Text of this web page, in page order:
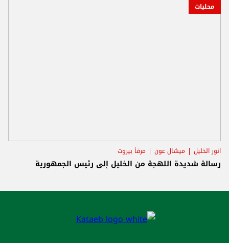
محليات
انور الخليل ميشال عون مرفأ بيروت
رسالة شديدة اللهجة من الخليل إلى رئيس الجمهورية